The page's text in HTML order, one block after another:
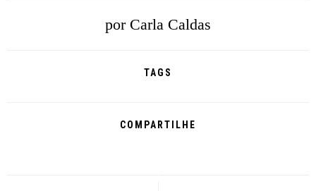
por Carla Caldas
TAGS
COMPARTILHE